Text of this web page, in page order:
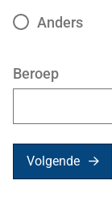
Anders
Beroep
Volgende